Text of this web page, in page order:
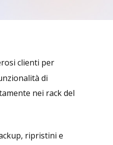
clienti per
di
nei rack del
ripristini e